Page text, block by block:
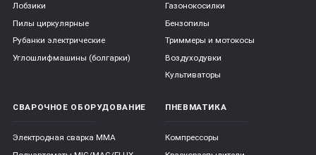
Лобзики
Пилы циркулярные
Рубанки электрические
Углошлифмашины (болгарки)
Газонокосилки
Бензопилы
Триммеры и мотокосы
Воздуходувки
Культиваторы
СВАРОЧНОЕ ОБОРУДОВАНИЕ
Электродная сварка ММА
ПНЕВМАТИКА
Компрессоры